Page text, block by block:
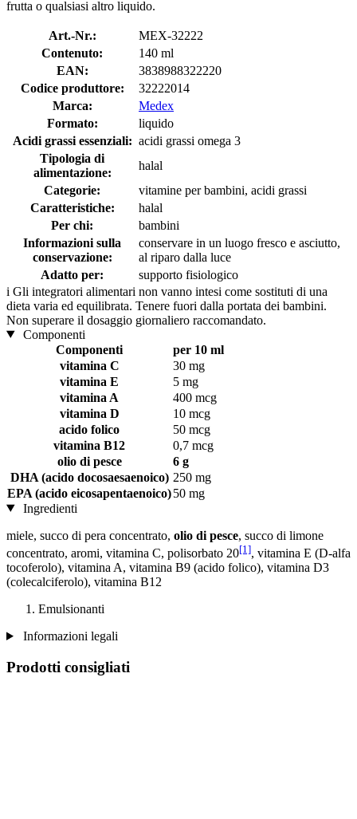
frutta o qualsiasi altro liquido.
Art.-Nr.:
MEX-32222
Contenuto:
140 ml
EAN:
3838988322220
Codice produttore:
32222014
Marca:
Medex
Formato:
liquido
Acidi grassi essenziali: acidi grassi omega 3
Tipologia di
alimentazione:
halal
Categorie:
vitamine per bambini, acidi grassi
Caratteristiche:
halal
Per chi:
bambini
Informazioni sulla
conservazione:
conservare in un luogo fresco e asciutto,
al riparo dalla luce
Adatto per:
supporto fisiologico
i Gli integratori alimentari non vanno intesi come sostituti di una
dieta varia ed equilibrata. Tenere fuori dalla portata dei bambini.
Non superare il dosaggio giornaliero raccomandato.
Componenti
Componenti
per 10 ml
vitamina C
30 mg
vitamina E
5 mg
vitamina A
400 mcg
vitamina D
10 mcg
acido folico
50 mcg
vitamina B12
0,7 mcg
olio di pesce
6 g
DHA (acido docosaesaenoico) 250 mg
EPA (acido eicosapentaenoico)50 mg
Ingredienti
miele, succo di pera concentrato, olio di pesce, succo di limone
concentrato, aromi, vitamina C, polisorbato 20[1], vitamina E (D-alfa
tocoferolo), vitamina A, vitamina B9 (acido folico), vitamina D3
(colecalciferolo), vitamina B12
Emulsionanti
Informazioni legali
Prodotti consigliati